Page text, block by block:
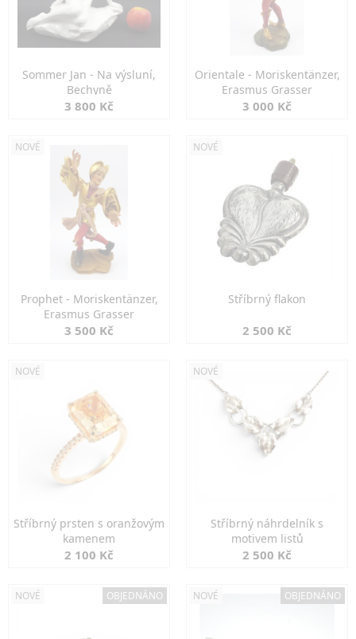
Sommer Jan - Na výsluní,
Bechyně
3 800 Kč
Orientale - Moriskentänzer,
Erasmus Grasser
3 000 Kč
NOVÉ
Prophet - Moriskentänzer,
Erasmus Grasser
3 500 Kč
NOVÉ
Stříbrný flakon
2 500 Kč
NOVÉ
Stříbrný prsten s oranžovým
kamenem
2 100 Kč
NOVÉ
Stříbrný náhrdelník s
motivem listů
2 500 Kč
NOVÉ OBJEDNÁNO NOVÉ OBJEDNÁNO